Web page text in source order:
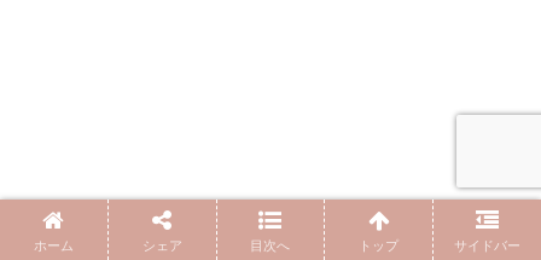
ホーム シェア 目次へ トップ サイドバー